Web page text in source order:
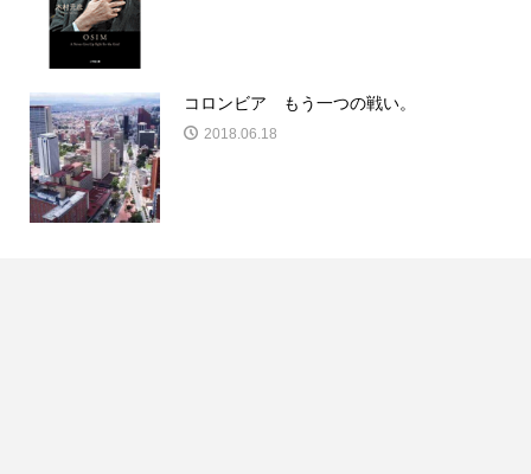
コロンビア もう一つの戦い。
2018.06.18